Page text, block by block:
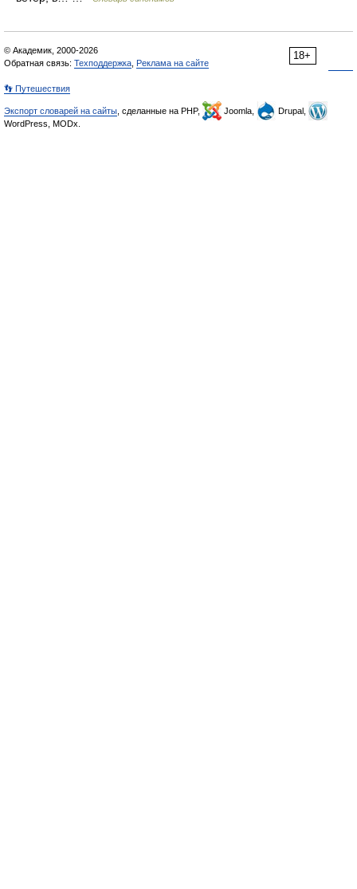
18+
© Академик, 2000-2026
Обратная связь: Техподдержка Реклама на сайте
👣 Путешествия
Экспорт словарей на сайты , сделанные на PHP, Joomla,
Drupal,
WordPress, MODx.